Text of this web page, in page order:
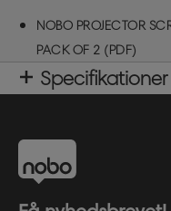
NOBO PROJECTOR
PACK OF 2 (PDF)